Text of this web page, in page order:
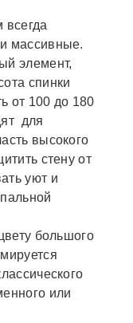
всегда
массивные.
элемент,
спинки
от 100 до 180
для
высокого
стену от
уют и
большого
или